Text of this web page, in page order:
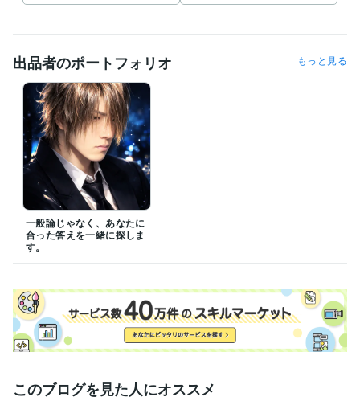
出品者のポートフォリオ もっと見る
一般論じゃなく、あなたに
合った答えを一緒に探しま
す。
このブログを見た人にオススメ